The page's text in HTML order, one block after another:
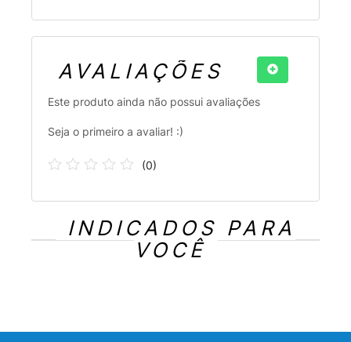
AVALIAÇÕES
Este produto ainda não possui avaliações
Seja o primeiro a avaliar! :)
(0)
INDICADOS PARA
VOCÊ